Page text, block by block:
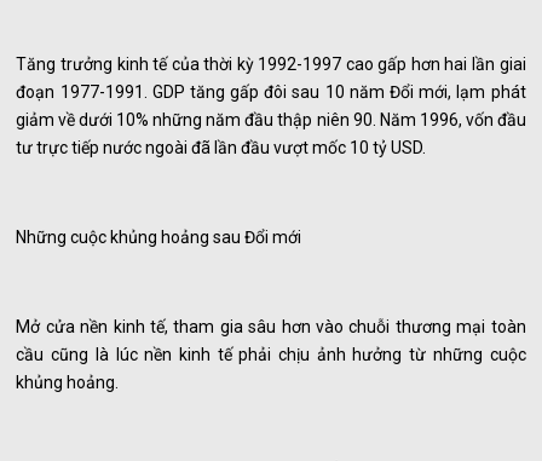
Tăng trưởng kinh tế của thời kỳ 1992-1997 cao gấp hơn hai lần giai
đoạn 1977-1991. GDP tăng gấp đôi sau 10 năm Đổi mới, lạm phát
giảm về dưới 10% những năm đầu thập niên 90. Năm 1996, vốn đầu
tư trực tiếp nước ngoài đã lần đầu vượt mốc 10 tỷ USD.
Những cuộc khủng hoảng sau Đổi mới
Mở cửa nền kinh tế, tham gia sâu hơn vào chuỗi thương mại toàn
cầu cũng là lúc nền kinh tế phải chịu ảnh hưởng từ những cuộc
khủng hoảng.